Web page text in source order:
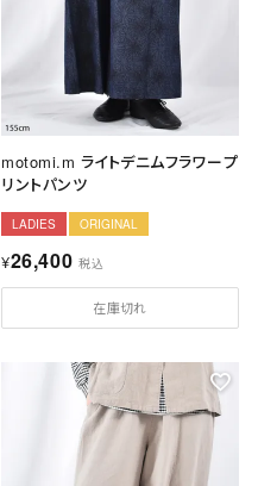
motomi.m ライトデニムフラワープ
リントパンツ
LADIES ORIGINAL
¥26,400 税込
在庫切れ